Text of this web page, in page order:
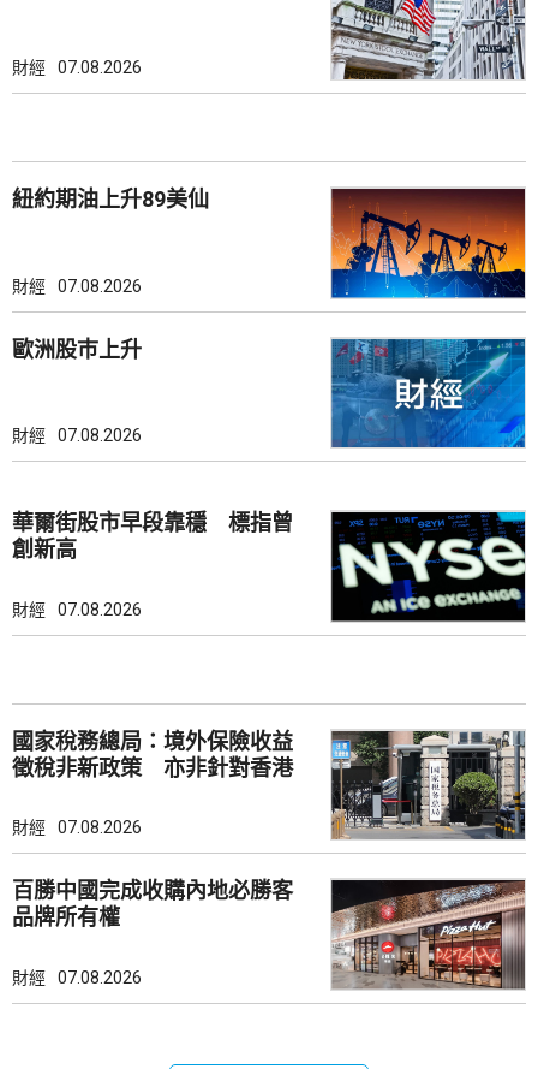
財經 07.08.2026
紐約期油上升89美仙
財經 07.08.2026
歐洲股巿上升
財經 07.08.2026
華爾街股市早段靠穩 標指曾
創新高
財經 07.08.2026
國家稅務總局：境外保險收益
徵稅非新政策 亦非針對香港
財經 07.08.2026
百勝中國完成收購內地必勝客
品牌所有權
財經 07.08.2026